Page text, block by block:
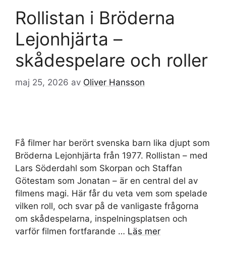
Rollistan i Bröderna
Lejonhjärta –
skådespelare och roller
maj 25, 2026 av Oliver Hansson
Få filmer har berört svenska barn lika djupt som
Bröderna Lejonhjärta från 1977. Rollistan – med
Lars Söderdahl som Skorpan och Staffan
Götestam som Jonatan – är en central del av
filmens magi. Här får du veta vem som spelade
vilken roll, och svar på de vanligaste frågorna
om skådespelarna, inspelningsplatsen och
varför filmen fortfarande … Läs mer